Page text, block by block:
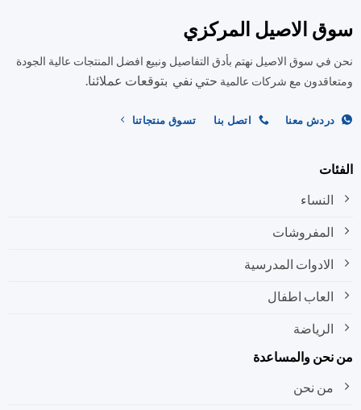
يمكن
اختيار
الاصيل المركزي
سوق الاصيل نهتم بأدق التفاصيل ونبيع افضل المنتجات عالية الجودة
مع شركات عالميةحتي نفي بتوقعات عملائنا.
دردش معنا اتصل بنا تسوق منتجاتنا
النساء
المفروشات
الادوات المدرسية
العاب اطفال
الرياضة
والمساعدة
من نحن